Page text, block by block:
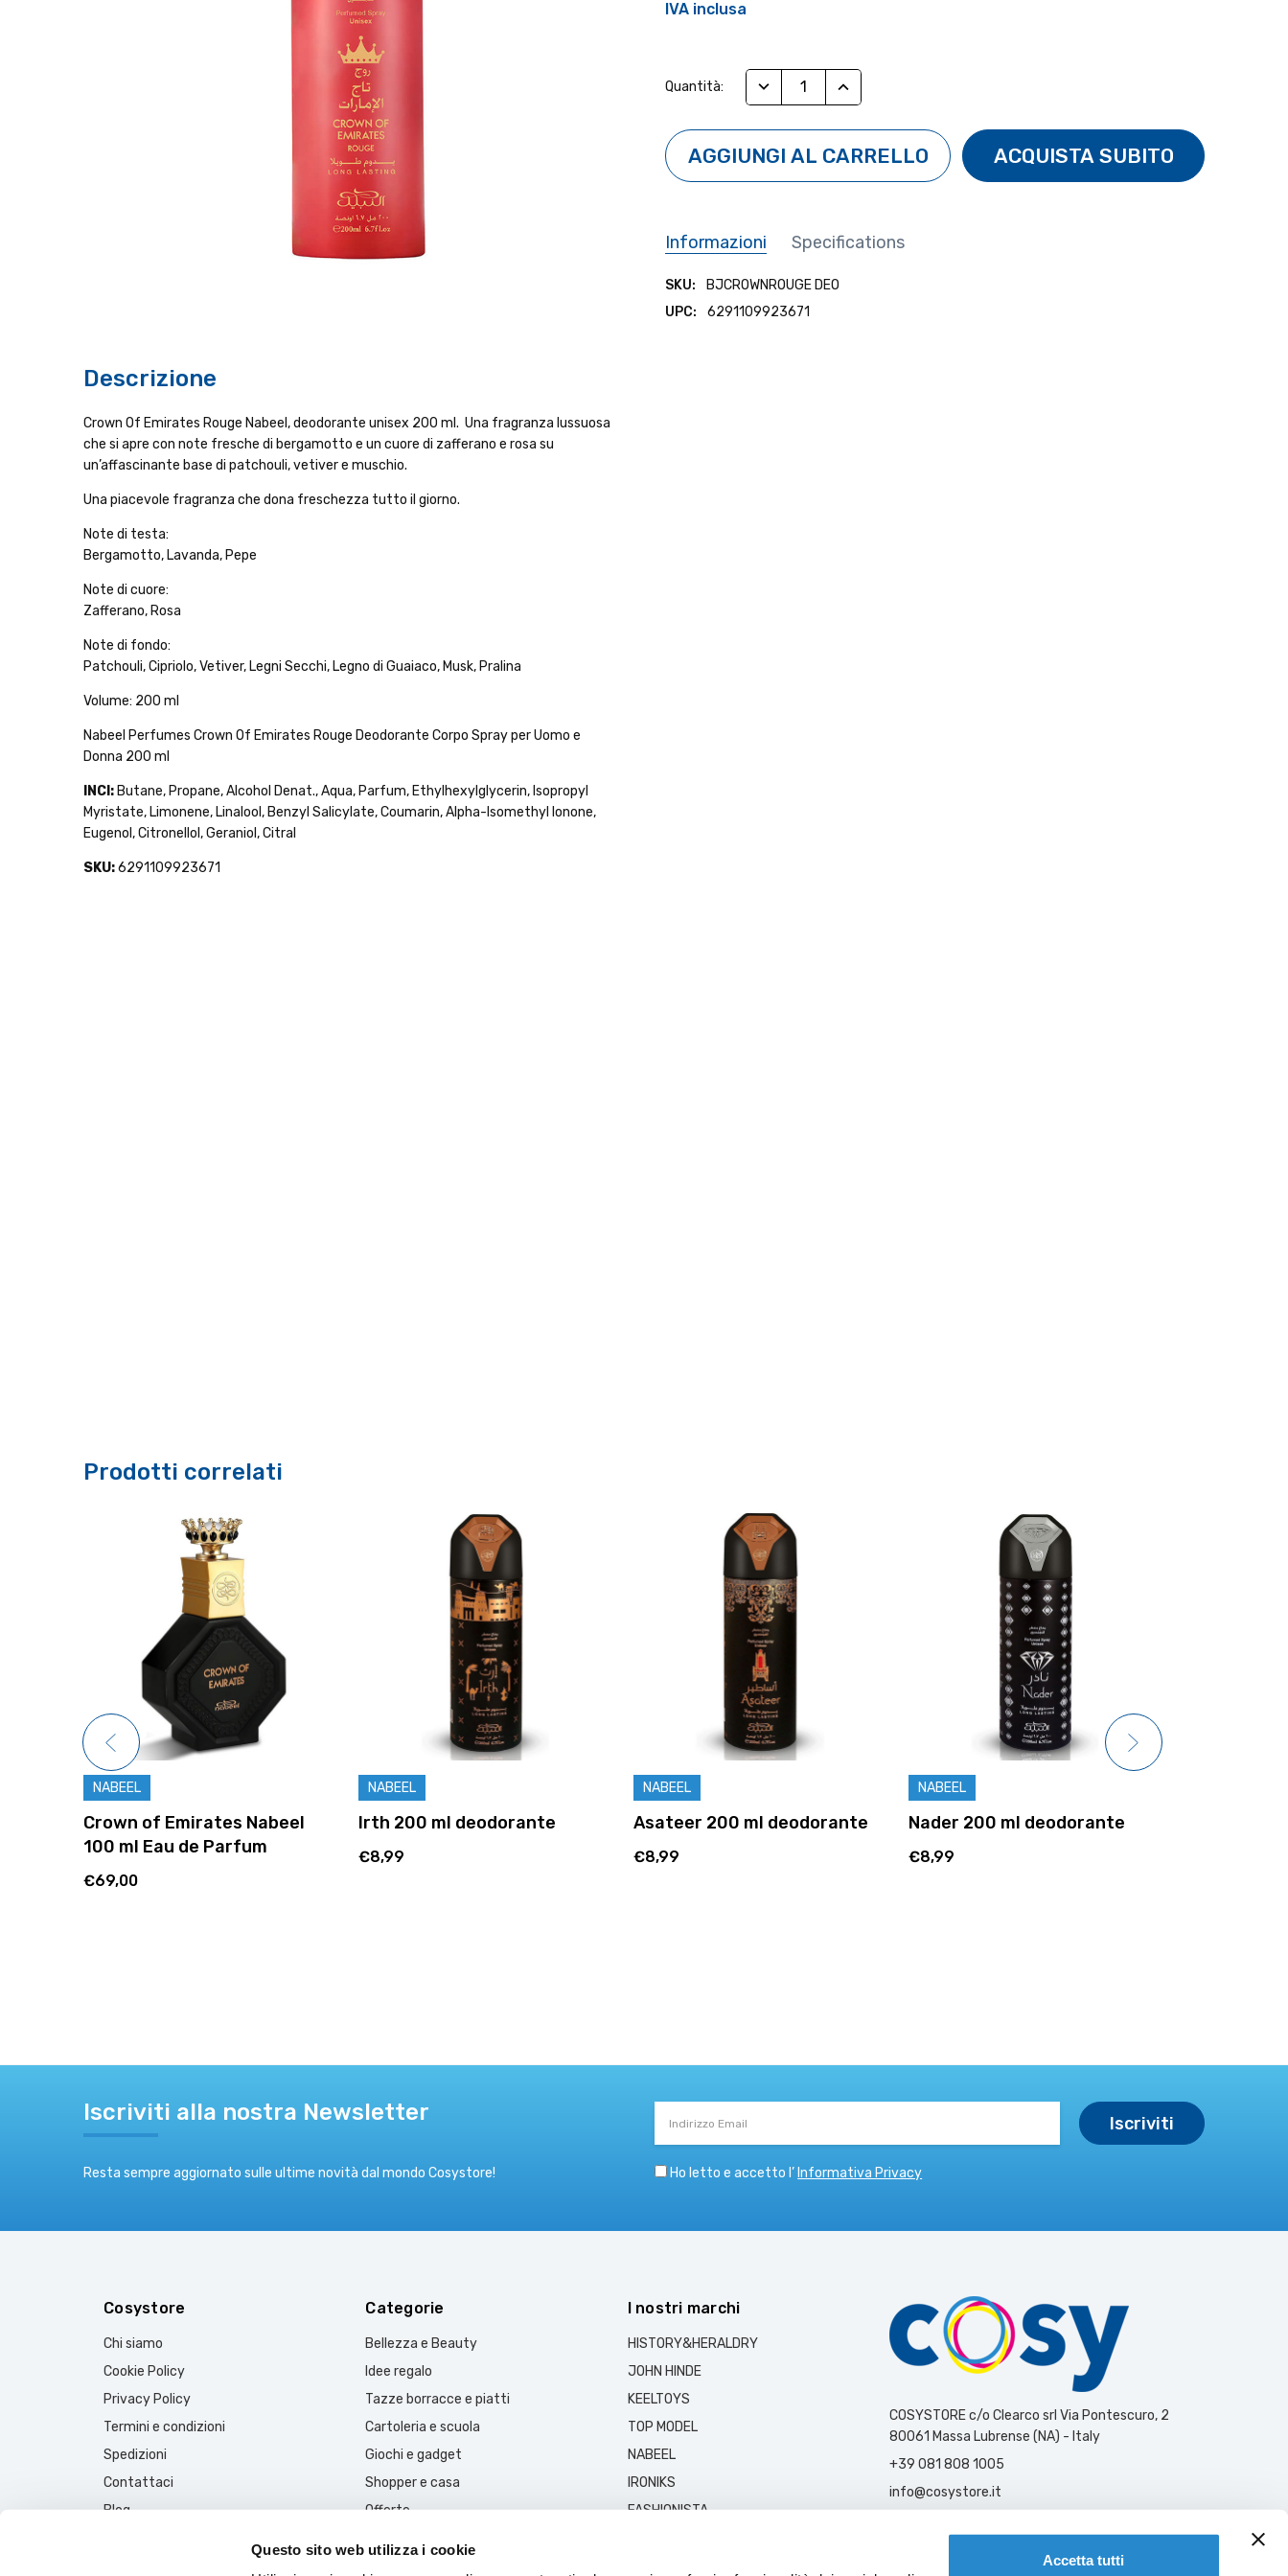
Questo sito web utilizza i cookie
Accetta tutti
IVA inclusa
Attuale:
Quantità: RIDUCI QUANTITÀ:AUMENTA QUANTITÀ:
Informazioni Specifications
SKU:
BJCROWNROUGE DEO
UPC:
6291109923671
Descrizione
Crown Of Emirates Rouge Nabeel, deodorante unisex 200 ml. Una fragranza lussuosa
che si apre con note fresche di bergamotto e un cuore di zafferano e rosa su
un’affascinante base di patchouli, vetiver e muschio.
Una piacevole fragranza che dona freschezza tutto il giorno.
Note di testa:
Bergamotto, Lavanda, Pepe
Note di cuore:
Zafferano, Rosa
Note di fondo:
Patchouli, Cipriolo, Vetiver, Legni Secchi, Legno di Guaiaco, Musk, Pralina
Volume: 200 ml
Nabeel Perfumes Crown Of Emirates Rouge Deodorante Corpo Spray per Uomo e
Donna 200 ml
INCI: Butane, Propane, Alcohol Denat., Aqua, Parfum, Ethylhexylglycerin, Isopropyl
Myristate, Limonene, Linalool, Benzyl Salicylate, Coumarin, Alpha-Isomethyl Ionone,
Eugenol, Citronellol, Geraniol, Citral
SKU:6291109923671
Prodotti correlati
NABEEL
Crown of Emirates Nabeel
100 ml Eau de Parfum
€69,00
NABEEL
Irth 200 ml deodorante
€8,99
NABEEL
Asateer 200 ml deodorante
€8,99
NABEEL
Nader 200 ml deodorante
€8,99
Iscriviti alla nostra Newsletter
Resta sempre aggiornato sulle ultime novità dal mondo Cosystore!
Email
Ho letto e accetto l’ Informativa Privacy
Cosystore
Chi siamo
Cookie Policy
Privacy Policy
Termini e condizioni
Spedizioni
Contattaci
Blog
Categorie
Bellezza e Beauty
Idee regalo
Tazze borracce e piatti
Cartoleria e scuola
Giochi e gadget
Shopper e casa
Offerte
I nostri marchi
HISTORY&HERALDRY
JOHN HINDE
KEELTOYS
TOP MODEL
NABEEL
IRONIKS
FASHIONISTA
COSYSTORE c/o Clearco srl Via Pontescuro, 2
80061 Massa Lubrense (NA) - Italy
+39 081 808 1005
info@cosystore.it